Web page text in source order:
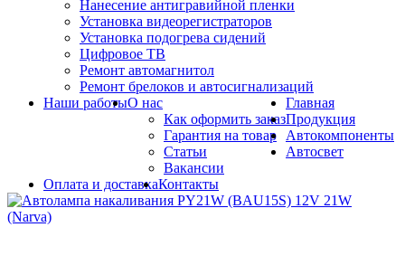
Нанесение антигравийной пленки
Установка видеорегистраторов
Установка подогрева сидений
Цифровое ТВ
Ремонт автомагнитол
Ремонт брелоков и автосигнализаций
Наши работыО нас
Как оформить заказ
Гарантия на товар
Статьи
Вакансии
Оплата и доставкаКонтакты
Главная
Продукция
Автокомпоненты
Автосвет